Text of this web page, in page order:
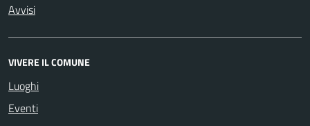
Avvisi
VIVERE IL COMUNE
Luoghi
Eventi